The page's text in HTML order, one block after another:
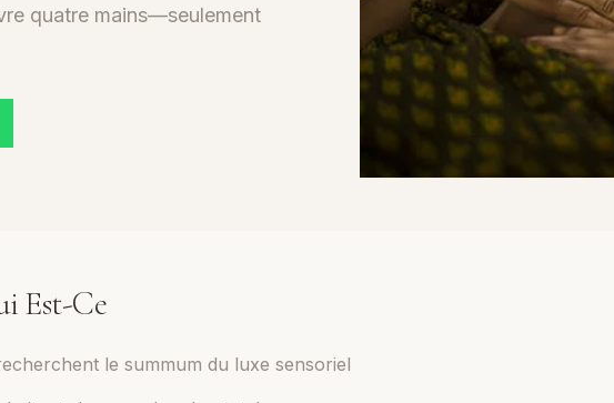
quatre mains—seulement
Est-Ce
le summum du luxe sensoriel